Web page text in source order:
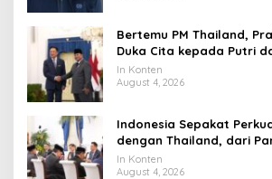
Bertemu PM Thailand,
Duka Cita kepada Putri
Tahun ke Raja Thailand
In Konten
August 4, 2026
Indonesia Sepakat
dengan Thailand, dari
Ekonomi Digital
In Konten
August 4, 2026